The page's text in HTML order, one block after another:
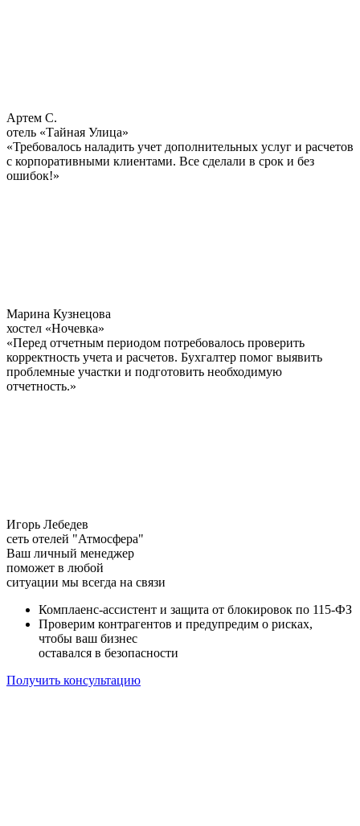
Артем С.
отель «Тайная Улица»
«Требовалось наладить учет дополнительных услуг и расчетов
с корпоративными клиентами. Все сделали в срок и без
ошибок!»
Марина Кузнецова
хостел «Ночевка»
«Перед отчетным периодом потребовалось проверить
корректность учета и расчетов. Бухгалтер помог выявить
проблемные участки и подготовить необходимую
отчетность.»
Игорь Лебедев
сеть отелей "Атмосфера"
Ваш личный менеджер
поможет в любой
ситуации мы всегда на связи
Комплаенс-ассистент и защита от блокировок по 115-ФЗ
Проверим контрагентов и предупредим о рисках,
чтобы ваш бизнес
оставался в безопасности
Получить консультацию